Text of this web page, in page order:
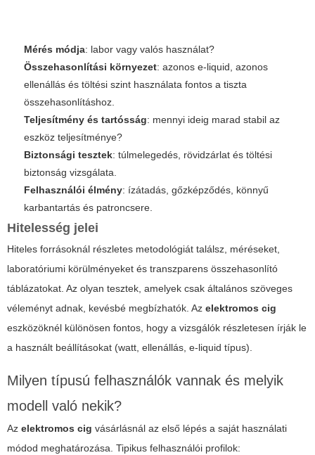
Mérés módja: labor vagy valós használat?
Összehasonlítási környezet: azonos e-liquid, azonos
ellenállás és töltési szint használata fontos a tiszta
összehasonlításhoz.
Teljesítmény és tartósság: mennyi ideig marad stabil az
eszköz teljesítménye?
Biztonsági tesztek: túlmelegedés, rövidzárlat és töltési
biztonság vizsgálata.
Felhasználói élmény: ízátadás, gőzképződés, könnyű
karbantartás és patroncsere.
Hitelesség jelei
Hiteles forrásoknál részletes metodológiát találsz, méréseket,
laboratóriumi körülményeket és transzparens összehasonlító
táblázatokat. Az olyan tesztek, amelyek csak általános szöveges
véleményt adnak, kevésbé megbízhatók. Az elektromos cig
eszközöknél különösen fontos, hogy a vizsgálók részletesen írják le
a használt beállításokat (watt, ellenállás, e-liquid típus).
Milyen típusú felhasználók vannak és melyik
modell való nekik?
Az elektromos cig vásárlásnál az első lépés a saját használati
módod meghatározása. Tipikus felhasználói profilok: